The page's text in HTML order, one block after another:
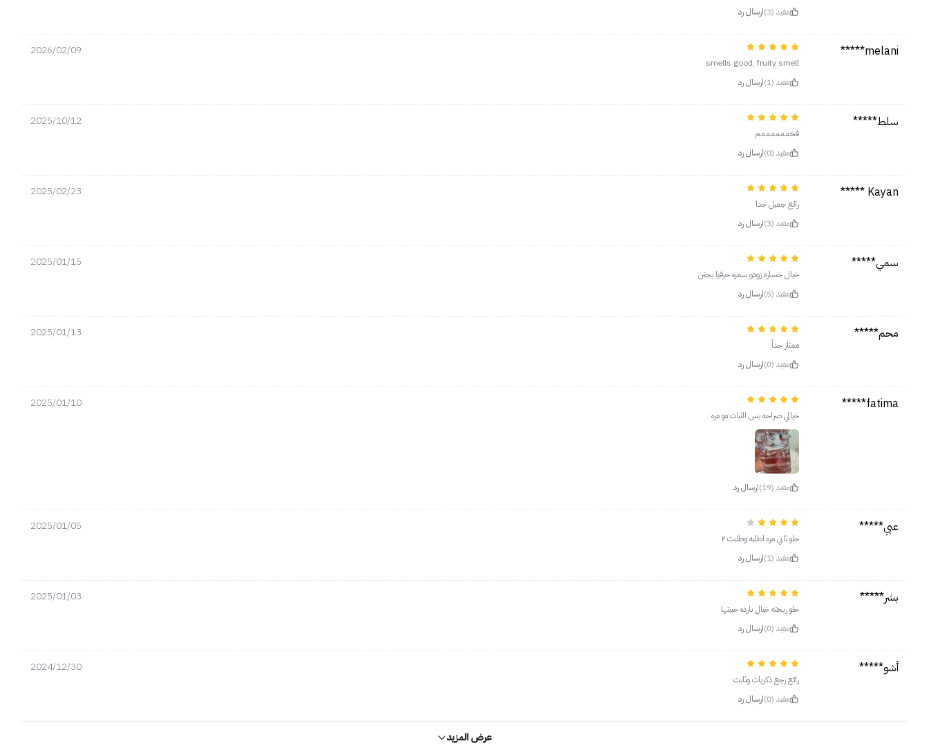
مفيد (3)
ارسال رد
melani*****
2026/02/09
smells good, fruity smell
مفيد (1)
ارسال رد
سلط***** 2025/10/12
فخممممممم
مفيد (0)
ارسال رد
Kayan *****
2025/02/23
رائع جميل جدا
مفيد (3)
ارسال رد
سمي***** 2025/01/15
خيال خسارة زودو سعره حرفيا يجنن
مفيد (5)
ارسال رد
محم***** 2025/01/13
ممتاز جداً
مفيد (0)
ارسال رد
fatima*****
2025/01/10
خيالي صراحه بس الثبات مو مره
مفيد (19) ارسال رد
عبي***** 2025/01/05
حلو ثاني مره اطلبه وطلبت ٢
مفيد (1)
ارسال رد
بشر***** 2025/01/03
حلو ريحته خيال بارده حبيتها
مفيد (0)
ارسال رد
أشو***** 2024/12/30
رائع رجع ذكريات وثابت
مفيد (0)
ارسال رد
عرض المزيد